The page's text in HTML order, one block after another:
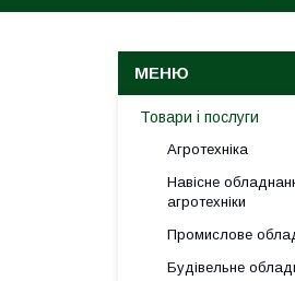
Товари і послуги
Агротехніка
Навісне
агротехніки
Промислове
Будівельне